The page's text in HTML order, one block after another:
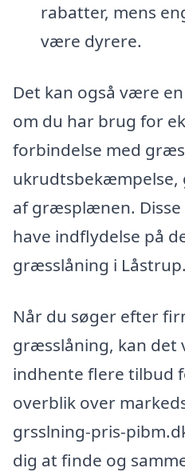
rabatter, mens
være dyrere.
Det kan også være
om du har brug for
forbindelse med
ukrudtsbekæmpelse,
af græsplænen. Disse
have indflydelse på
græsslåning i Låstrup.
Når du søger efter
græsslåning, kan det
indhente flere tilbud
overblik over
grsslning-pris-
dig at finde og